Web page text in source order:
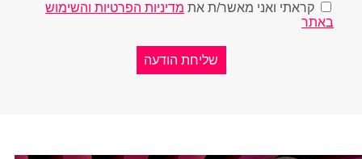
קראתי ואני מאשר/ת את מדיניות הפרטיות והשימוש
באתר